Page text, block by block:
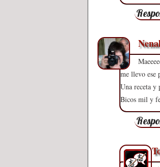
me llevo ese
Una receta y
Bicos mil y